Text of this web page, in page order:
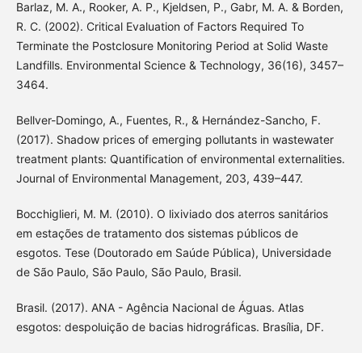
Barlaz, M. A., Rooker, A. P., Kjeldsen, P., Gabr, M. A. & Borden,
R. C. (2002). Critical Evaluation of Factors Required To
Terminate the Postclosure Monitoring Period at Solid Waste
Landfills. Environmental Science & Technology, 36(16), 3457–
3464.
Bellver-Domingo, A., Fuentes, R., & Hernández-Sancho, F.
(2017). Shadow prices of emerging pollutants in wastewater
treatment plants: Quantification of environmental externalities.
Journal of Environmental Management, 203, 439–447.
Bocchiglieri, M. M. (2010). O lixiviado dos aterros sanitários
em estações de tratamento dos sistemas públicos de
esgotos. Tese (Doutorado em Saúde Pública), Universidade
de São Paulo, São Paulo, São Paulo, Brasil.
Brasil. (2017). ANA - Agência Nacional de Águas. Atlas
esgotos: despoluição de bacias hidrográficas. Brasília, DF.